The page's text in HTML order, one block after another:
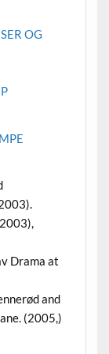
OG
Drama at
and
(2005,)